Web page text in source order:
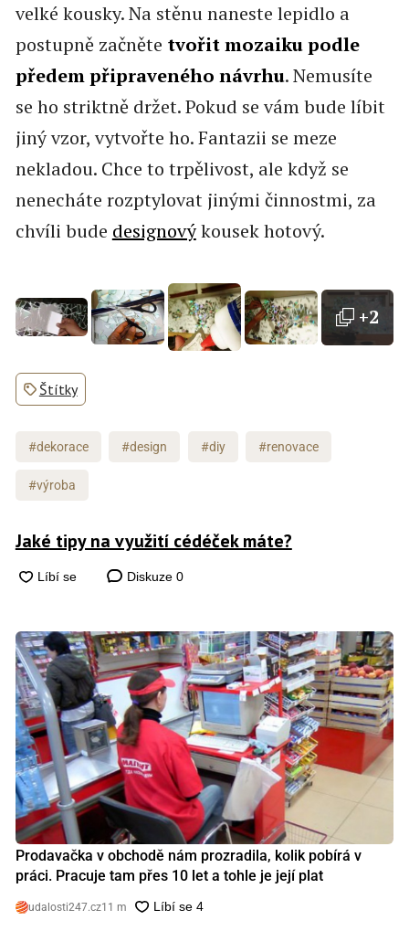
velké kousky. Na stěnu naneste lepidlo a
postupně začněte tvořit mozaiku podle
předem připraveného návrhu. Nemusíte
se ho striktně držet. Pokud se vám bude líbit
jiný vzor, vytvořte ho. Fantazii se meze
nekladou. Chce to trpělivost, ale když se
nenecháte rozptylovat jinými činnostmi, za
chvíli bude designovýkousek hotový.
+2
Štítky
#dekorace #design #diy #renovace
#výroba
Jaké tipy na využití cédéček máte?
Diskuze 0
Prodavačka v obchodě nám prozradila, kolik pobírá v
práci. Pracuje tam přes 10 let a tohle je její plat
udalosti247.cz11 m